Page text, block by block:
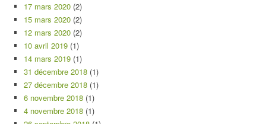
17 mars 2020 (2)
15 mars 2020 (2)
12 mars 2020 (2)
10 avril 2019 (1)
14 mars 2019 (1)
31 décembre 2018 (1)
27 décembre 2018 (1)
6 novembre 2018 (1)
4 novembre 2018 (1)